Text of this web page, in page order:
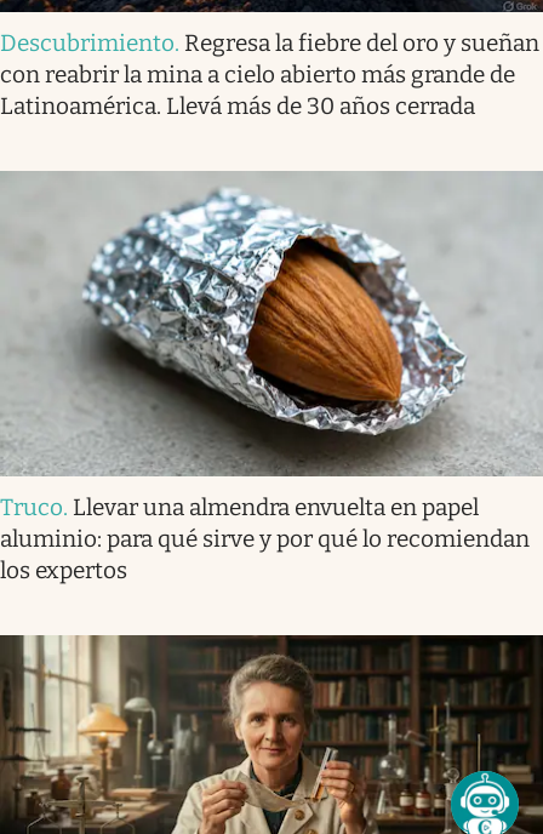
Descubrimiento. Regresa la fiebre del oro y sueñan
con reabrir la mina a cielo abierto más grande de
Latinoamérica. Llevá más de 30 años cerrada
Truco. Llevar una almendra envuelta en papel
aluminio: para qué sirve y por qué lo recomiendan
los expertos